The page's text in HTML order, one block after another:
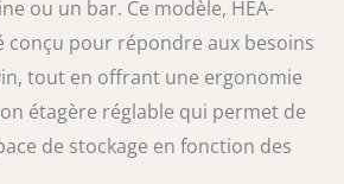
et service est idéale pour la
vos bouteilles à la maison et
les connaisseurs se
ou un bar. Ce modèle, HEA-
conçu pour répondre aux besoins
tout en offrant une ergonomie
étagère réglable qui permet de
de stockage en fonction des